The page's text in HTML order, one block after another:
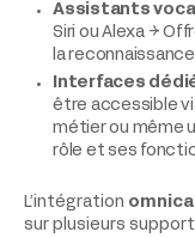
Assistants
Siri ou Alexa →
la
Interfaces
être accessible
métier ou même
rôle et ses
L’intégration
sur plusieurs